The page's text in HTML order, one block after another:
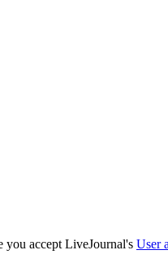
accept LiveJournal's User